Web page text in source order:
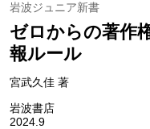
岩波ジュニア新書
ゼロからの著作
報ルール
宮武久佳 著
岩波書店
2024.9